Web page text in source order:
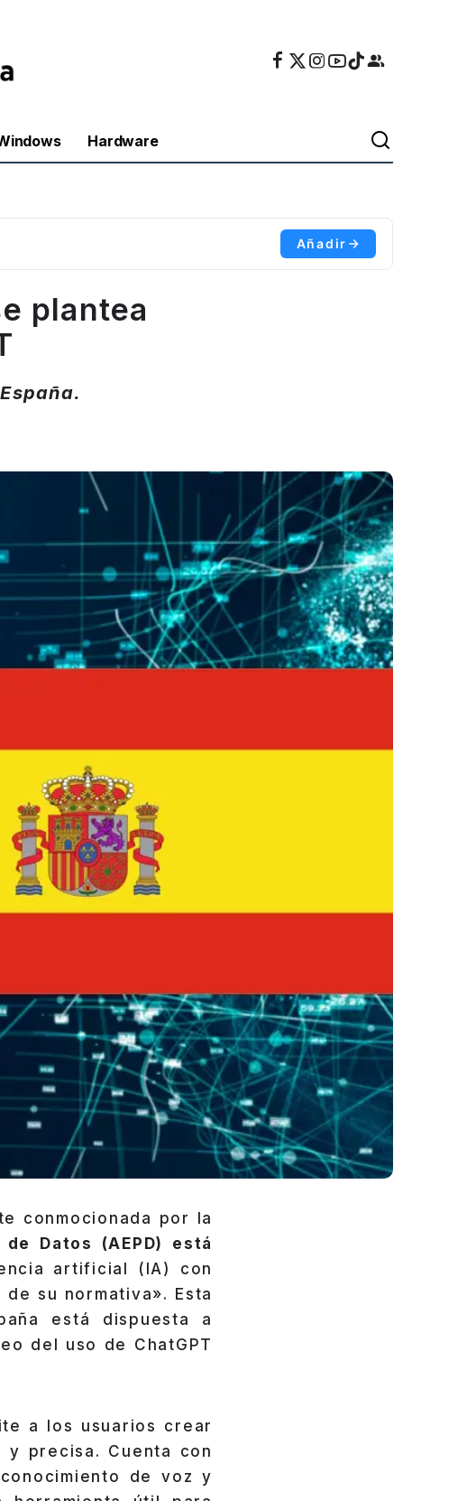
Hardware
Añadir
plantea
conmocionada por la
Datos (AEPD) está
artificial (IA) con
su normativa». Esta
está dispuesta a
del uso de ChatGPT
a los usuarios crear
precisa. Cuenta con
de voz y